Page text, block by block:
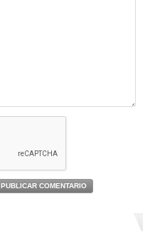
PUBLICAR COMENTARIO